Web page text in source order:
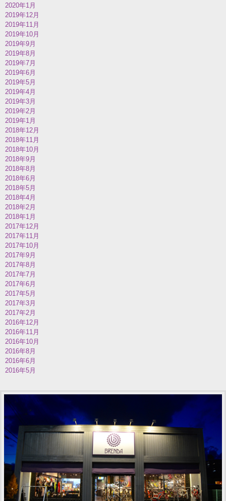
2020年1月
2019年12月
2019年11月
2019年10月
2019年9月
2019年8月
2019年7月
2019年6月
2019年5月
2019年4月
2019年3月
2019年2月
2019年1月
2018年12月
2018年11月
2018年10月
2018年9月
2018年8月
2018年6月
2018年5月
2018年4月
2018年2月
2018年1月
2017年12月
2017年11月
2017年10月
2017年9月
2017年8月
2017年7月
2017年6月
2017年5月
2017年3月
2017年2月
2016年12月
2016年11月
2016年10月
2016年8月
2016年6月
2016年5月